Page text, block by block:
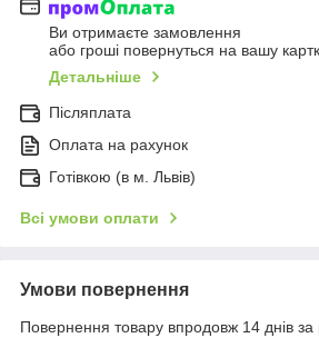
Ви отримаєте замовлення
або гроші повернуться на вашу
Детальніше
Післяплата
Оплата на рахунок
Готівкою (в м. Львів)
Всі умови оплати
Умови повернення
Повернення товару впродовж 14 днів за